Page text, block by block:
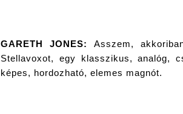
GARETH JONES:
Asszem,
Stellavoxot, egy klasszikus, analóg,
képes, hordozható, elemes magnót.